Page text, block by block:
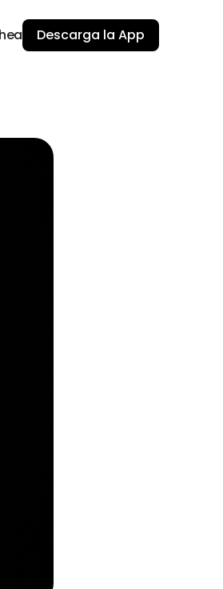
Descarga la App